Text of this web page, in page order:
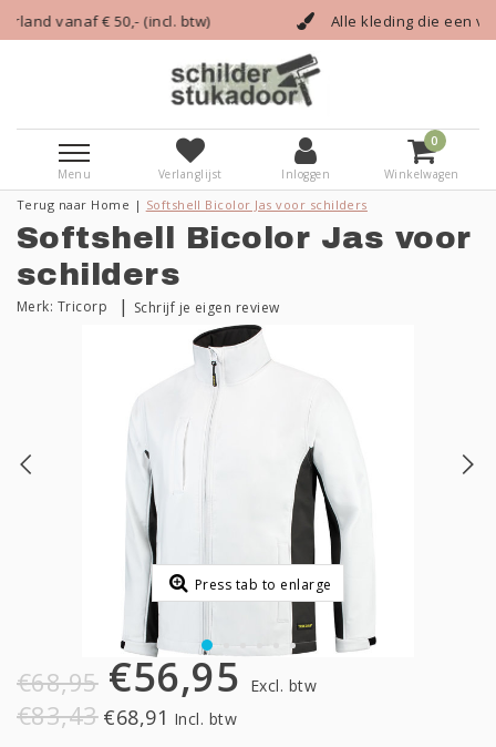
btw) Alle kleding die een vakman nodig heeft!
Menu Verlanglijst Inloggen
0
Winkelwagen
Terug naar Home | Softshell Bicolor Jas voor schilders
Softshell Bicolor Jas voor
schilders
Merk: Tricorp | Schrijf je eigen review
Press tab to enlarge
€68,95 €56,95 Excl. btw
€83,43 €68,91 Incl. btw